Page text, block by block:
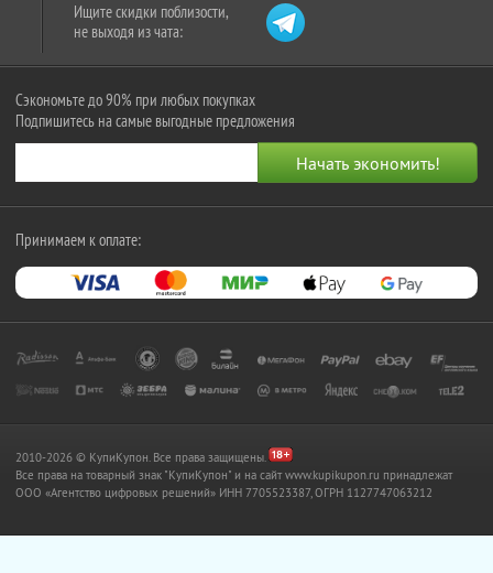
Ищите скидки поблизости,
не выходя из чата:
Сэкономьте до 90% при любых покупках
Подпишитесь на самые выгодные предложения
Принимаем к оплате:
2010-2026 © КупиКупон. Все права защищены.
Все права на товарный знак "КупиКупон" и на сайт www.kupikupon.ru принадлежат
OOO «Агентство цифровых решений» ИНН 7705523387, ОГРН 1127747063212